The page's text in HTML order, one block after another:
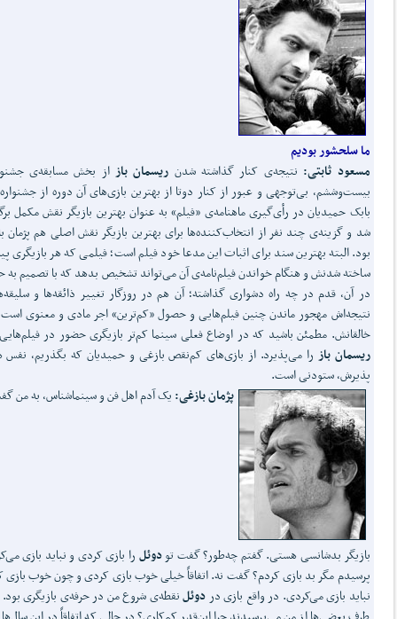
ما سلحشور بودیم
مسعود ثابتی: نتیجه‌ی کنار گذاشته شدن ریسمان باز از بخش مسابقه‌ی
بیست‌وششم، بی‌توجهی و عبور از کنار دوتا از بهترین بازی‌های آن دوره از
بابک حمیدیان در رأی‌گیری ماهنامه‌ی «فیلم» به عنوان بهترین بازیگر نقش مکمل
شد و گزینه‌ی چند نفر از انتخاب‌کننده‌ها برای بهترین بازیگر نقش اصلی هم پژمان
بود. البته بهترین سند برای اثبات این مدعا خود فیلم است؛ فیلمی که هر بازیگری
ساخته شدنش و هنگام خواندن فیلم‌نامه‌ی آن می‌تواند تشخیص بدهد که با تصمیم
در آن، قدم در چه راه دشواری گذاشته؛ آن هم در روزگار تغییر ذائقه‌ها و
نتیجه‌اش مهجور ماندن چنین فیلم‌هایی و حصول «کم‌ترین» اجر مادی و معنوی است
خالقانش. مطمئن باشید که در اوضاع فعلی سینما کم‌تر بازیگری حضور در
ریسمان باز را می‌پذیرد. از بازی‌های کم‌نقص بازغی و حمیدیان که بگذریم، نفس
پذیرش، ستودنی است.
پژمان بازغی: یک آدم اهل فن و سینماشناس، به من
بازیگر بدشانسی هستی. گفتم چه‌طور؟ گفت تودوئل را بازی کردی و نباید بازی
پرسیدم مگر بد بازی کردم؟ گفت نه. اتفاقاً خیلی خوب بازی کردی و چون خوب
نباید بازی می‌کردی. در واقع بازی در دوئلنقطه‌ی شروع من در حرفه‌ی بازیگری بود.